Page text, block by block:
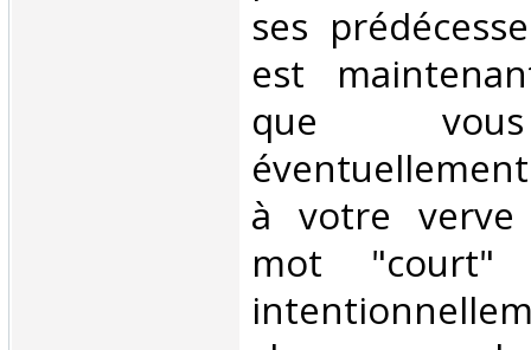
ses
est
que
à votre verve
mot